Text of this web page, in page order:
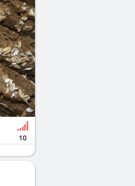
10